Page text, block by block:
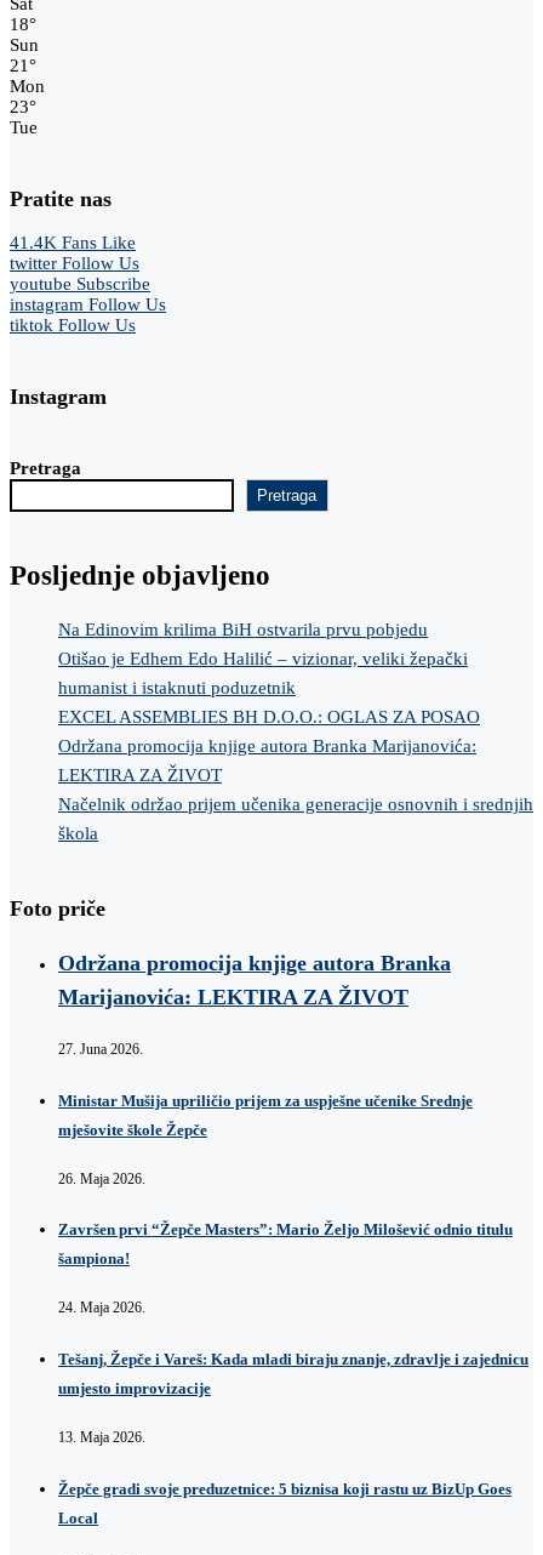
18°
Sun
21°
Mon
23°
Tue
Pratite nas
41.4K Fans Like
twitter Follow Us
youtube Subscribe
instagram Follow Us
tiktok Follow Us
Instagram
Pretraga
Pretraga
Posljednje objavljeno
Na Edinovim krilima BiH ostvarila prvu pobjedu
Otišao je Edhem Edo Halilić – vizionar, veliki žepački
humanist i istaknuti poduzetnik
EXCEL ASSEMBLIES BH D.O.O.: OGLAS ZA POSAO
Održana promocija knjige autora Branka Marijanovića:
LEKTIRA ZA ŽIVOT
Načelnik održao prijem učenika generacije osnovnih i srednjih
škola
Foto priče
Održana promocija knjige autora Branka
Marijanovića: LEKTIRA ZA ŽIVOT
27. Juna 2026.
Ministar Mušija upriličio prijem za uspješne učenike Srednje
mješovite škole Žepče
26. Maja 2026.
Završen prvi “Žepče Masters”: Mario Željo Milošević odnio titulu
šampiona!
24. Maja 2026.
Tešanj, Žepče i Vareš: Kada mladi biraju znanje, zdravlje i zajednicu
umjesto improvizacije
13. Maja 2026.
Žepče gradi svoje preduzetnice: 5 biznisa koji rastu uz BizUp Goes
Local